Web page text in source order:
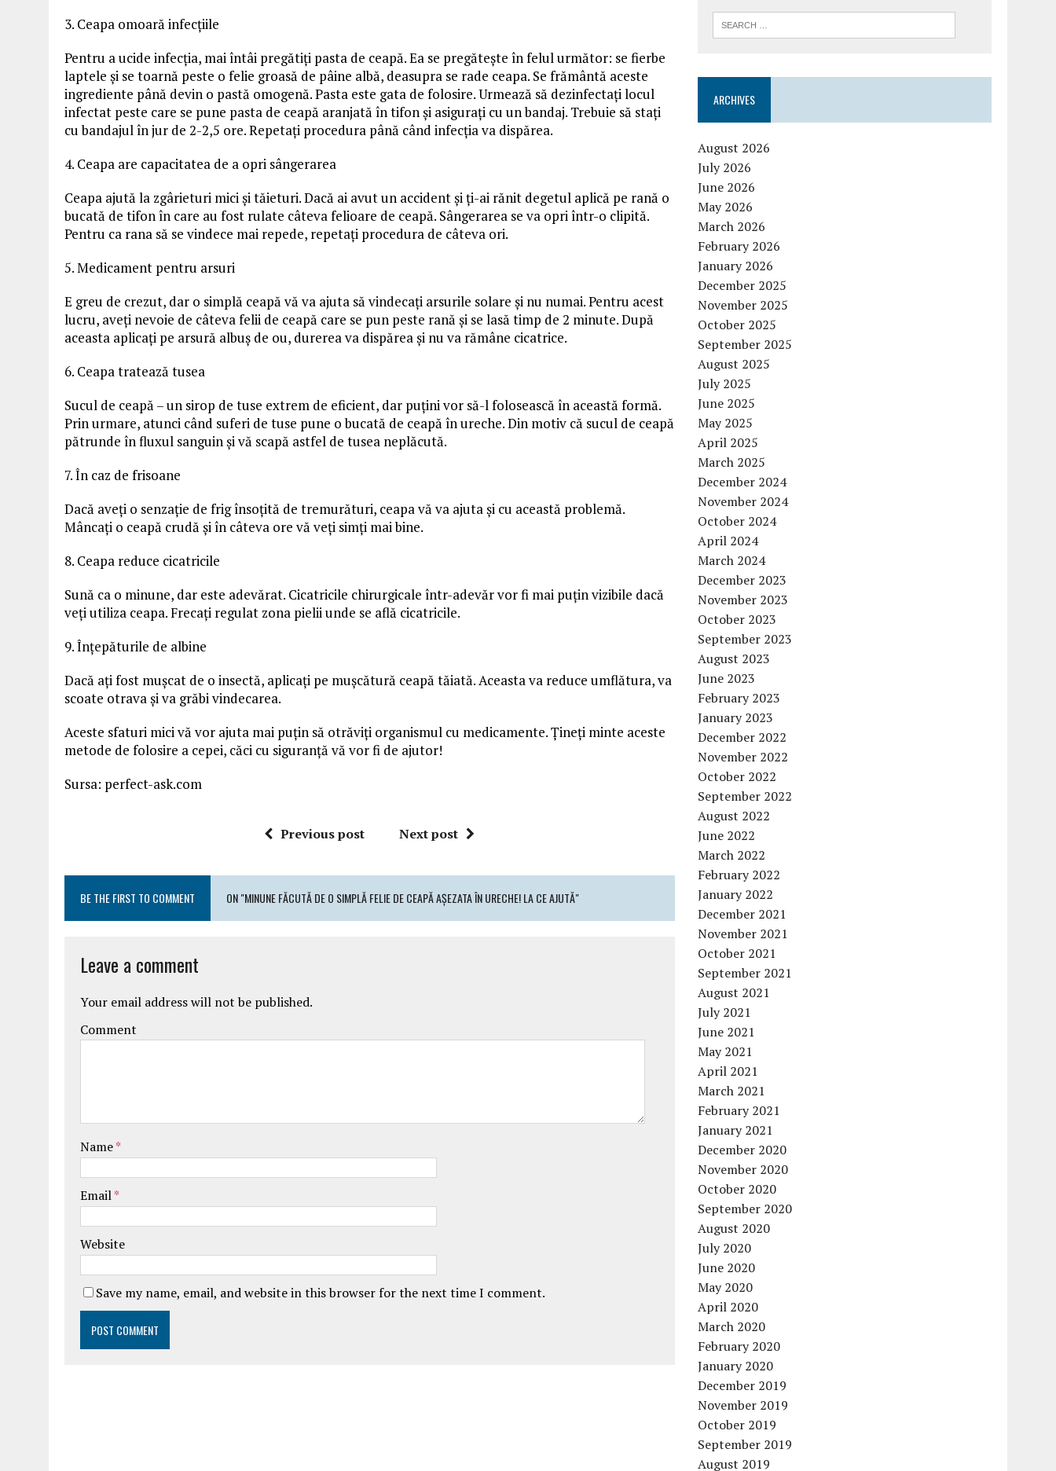
3. Ceapa omoară infecțiile
Pentru a ucide infecția, mai întâi pregătiți pasta de ceapă. Ea se pregătește în felul următor: se fierbe
laptele și se toarnă peste o felie groasă de pâine albă, deasupra se rade ceapa. Se frământă aceste
ingrediente până devin o pastă omogenă. Pasta este gata de folosire. Urmează să dezinfectați locul
infectat peste care se pune pasta de ceapă aranjată în tifon și asigurați cu un bandaj. Trebuie să stați
cu bandajul în jur de 2-2,5 ore. Repetați procedura până când infecția va dispărea.
4. Ceapa are capacitatea de a opri sângerarea
Ceapa ajută la zgârieturi mici și tăieturi. Dacă ai avut un accident și ți-ai rănit degetul aplică pe rană o
bucată de tifon în care au fost rulate câteva felioare de ceapă. Sângerarea se va opri într-o clipită.
Pentru ca rana să se vindece mai repede, repetați procedura de câteva ori.
5. Medicament pentru arsuri
E greu de crezut, dar o simplă ceapă vă va ajuta să vindecați arsurile solare și nu numai. Pentru acest
lucru, aveți nevoie de câteva felii de ceapă care se pun peste rană și se lasă timp de 2 minute. După
aceasta aplicați pe arsură albuș de ou, durerea va dispărea și nu va rămâne cicatrice.
6. Ceapa tratează tusea
Sucul de ceapă – un sirop de tuse extrem de eficient, dar puțini vor să-l folosească în această formă.
Prin urmare, atunci când suferi de tuse pune o bucată de ceapă în ureche. Din motiv că sucul de ceapă
pătrunde în fluxul sanguin și vă scapă astfel de tusea neplăcută.
7. În caz de frisoane
Dacă aveți o senzație de frig însoțită de tremurături, ceapa vă va ajuta și cu această problemă.
Mâncați o ceapă crudă și în câteva ore vă veți simți mai bine.
8. Ceapa reduce cicatricile
Sună ca o minune, dar este adevărat. Cicatricile chirurgicale într-adevăr vor fi mai puțin vizibile dacă
veți utiliza ceapa. Frecați regulat zona pielii unde se află cicatricile.
9. Înțepăturile de albine
Dacă ați fost mușcat de o insectă, aplicați pe mușcătură ceapă tăiată. Aceasta va reduce umflătura, va
scoate otrava și va grăbi vindecarea.
Aceste sfaturi mici vă vor ajuta mai puțin să otrăviți organismul cu medicamente. Țineți minte aceste
metode de folosire a cepei, căci cu siguranță vă vor fi de ajutor!
Sursa: perfect-ask.com
Previous post Next post
BE THE FIRST TO COMMENT ON "MINUNE FĂCUTĂ DE O SIMPLĂ FELIE DE CEAPĂ AȘEZATA ÎN URECHE! LA CE AJUTĂ"
Leave a comment
Your email address will not be published.
Comment
Name*
Email*
Website
Save my name, email, and website in this browser for the next time I comment.
ARCHIVES
August 2026
July 2026
June 2026
May 2026
March 2026
February 2026
January 2026
December 2025
November 2025
October 2025
September 2025
August 2025
July 2025
June 2025
May 2025
April 2025
March 2025
December 2024
November 2024
October 2024
April 2024
March 2024
December 2023
November 2023
October 2023
September 2023
August 2023
June 2023
February 2023
January 2023
December 2022
November 2022
October 2022
September 2022
August 2022
June 2022
March 2022
February 2022
January 2022
December 2021
November 2021
October 2021
September 2021
August 2021
July 2021
June 2021
May 2021
April 2021
March 2021
February 2021
January 2021
December 2020
November 2020
October 2020
September 2020
August 2020
July 2020
June 2020
May 2020
April 2020
March 2020
February 2020
January 2020
December 2019
November 2019
October 2019
September 2019
August 2019